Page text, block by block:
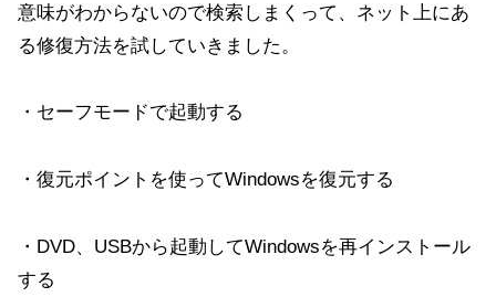
意味がわからないので検索しまくって、ネット上にあ
る修復方法を試していきました。
・セーフモードで起動する
・復元ポイントを使ってWindowsを復元する
・DVD、USBから起動してWindowsを再インストール
する